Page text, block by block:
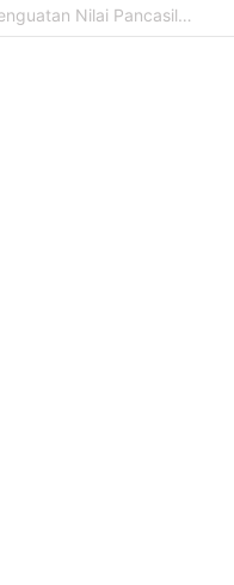
200 Keluarga di Sukarami Terima Bantuan Paket Gizi Protein Hewani dari BAZNAS